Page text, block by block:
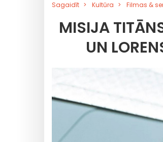
Sagaidīt Kultūra Filmas &
MISIJA
UN